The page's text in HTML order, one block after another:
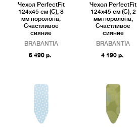
Чехол PerfectFit
124x45 см (С), 8
мм поролона,
Счастливое
сияние
BRABANTIA
6 490 р.
Чехол PerfectFit
124x45 см (С), 2
мм поролона,
Счастливое
сияние
BRABANTIA
4 190 р.